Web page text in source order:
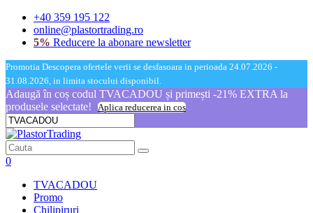
+40 359 195 122
online@plastortrading.ro
5% Reducere la abonare newsletter
Promotia Descopera ofertele verii se desfasoara in perioada 24.07.2026 -
31.08.2026, in limita stocului disponibil.
Adaugă în coș codul TVACADOU și primești -21% EXTRA la
produsele selectate!
Aplica reducerea in cos
0
TVACADOU
Promo
Chilipiruri